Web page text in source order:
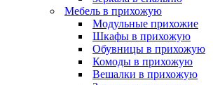
Мебель в прихожую
Модульные прихожие
Шкафы в прихожую
Обувницы в прихожую
Комоды в прихожую
Вешалки в прихожую